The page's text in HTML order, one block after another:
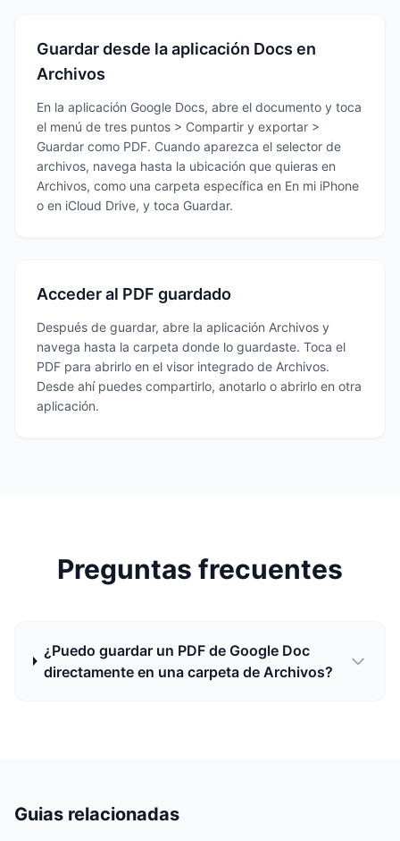
Guardar desde la aplicación Docs en
Archivos
En la aplicación Google Docs, abre el documento y toca
el menú de tres puntos > Compartir y exportar >
Guardar como PDF. Cuando aparezca el selector de
archivos, navega hasta la ubicación que quieras en
Archivos, como una carpeta específica en En mi iPhone
o en iCloud Drive, y toca Guardar.
Acceder al PDF guardado
Después de guardar, abre la aplicación Archivos y
navega hasta la carpeta donde lo guardaste. Toca el
PDF para abrirlo en el visor integrado de Archivos.
Desde ahí puedes compartirlo, anotarlo o abrirlo en otra
aplicación.
Preguntas frecuentes
¿Puedo guardar un PDF de Google Doc
directamente en una carpeta de Archivos?
Guias relacionadas